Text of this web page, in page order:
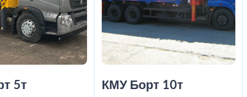
5т КМУ Борт 10т